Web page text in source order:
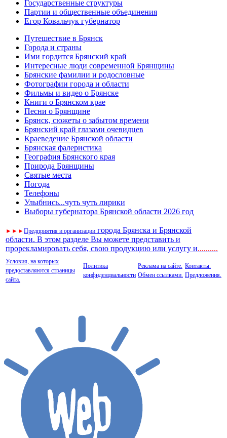
Государственные структуры
Партии и общественные объединения
Егор Ковальчук губернатор
Путешествие в Брянск
Города и страны
Ими гордится Брянский край
Интересные люди современной Брянщины
Брянские фамилии и родословные
Фотографии города и области
Фильмы и видео о Брянске
Книги о Брянском крае
Песни о Брянщине
Брянск, сюжеты о забытом времени
Брянский край глазами очевидцев
Краеведение Брянской области
Брянская фалеристика
География Брянского края
Природа Брянщины
Святые места
Погода
Телефоны
Улыбнись...чуть чуть лирики
Выборы губернатора Брянской области 2026 год
► ► ►Предприятия и организации города Брянска и Брянской
области. В этом разделе Вы можете представить и
прорекламировать себя, свою продукцию или услугу и..........
Условия, на которых
предоставляются страницы
сайта.
Политика
конфиденциальности
Реклама на сайте.
Обмен ссылками.
Контакты.
Предложения.